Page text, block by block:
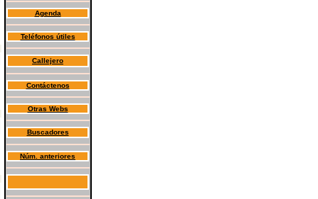
Agenda
Teléfonos útiles
Callejero
Contáctenos
Otras Webs
Buscadores
Núm. anteriores